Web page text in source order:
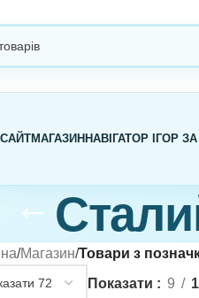
МАГАЗИН НАВІГАТОР ІГОР
/Магазин/Товари з
Показати
9